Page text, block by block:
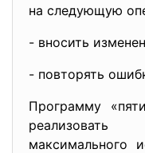
на следующую
- вносить
- повторять
Программу
максимального